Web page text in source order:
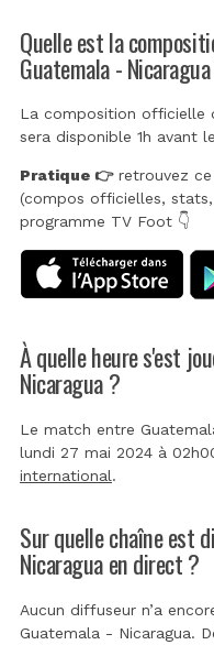
Quelle est la
Guatemala -
La composition officielle
sera disponible 1h avant
Pratique 👉retrouvez ce
(compos officielles,
programme TV Foot 👇
À quelle heure s'est
Nicaragua ?
Le match entre
lundi 27 mai 2024 à
international.
Sur quelle chaîne est
Nicaragua en direct ?
Aucun diffuseur n’a
Guatemala - Nicaragua.